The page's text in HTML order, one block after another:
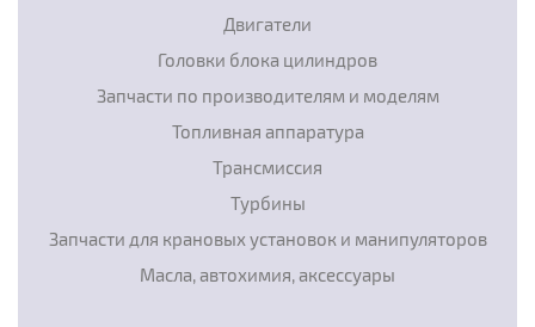
Двигатели
Головки блока цилиндров
Запчасти по производителям и моделям
Топливная аппаратура
Трансмиссия
Турбины
Запчасти для крановых установок и манипуляторов
Масла, автохимия, аксессуары